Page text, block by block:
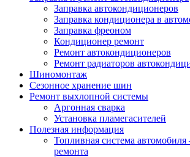
Заправка автокондиционеров
Заправка кондиционера в
Заправка фреоном
Кондиционер ремонт
Ремонт автокондиционеров
Ремонт радиаторов
Шиномонтаж
Сезонное хранение шин
Ремонт выхлопной системы
Аргонная сварка
Установка пламегасителей
Полезная информация
Топливная система автомобиля
ремонта